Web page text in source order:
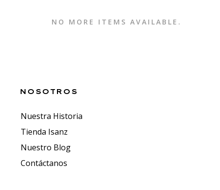
NO MORE ITEMS AVAILABLE.
NOSOTROS
Nuestra Historia
Tienda Isanz
Nuestro Blog
Contáctanos